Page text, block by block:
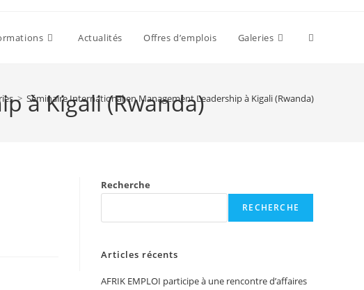
Actualités Offres d’emplois Galeries
à Kigali (Rwanda)
> Séminaire International en Management Leadership à Kigali (Rwanda)
Recherche
RECHERCHE
Articles récents
AFRIK EMPLOI participe à une rencontre d’affaires